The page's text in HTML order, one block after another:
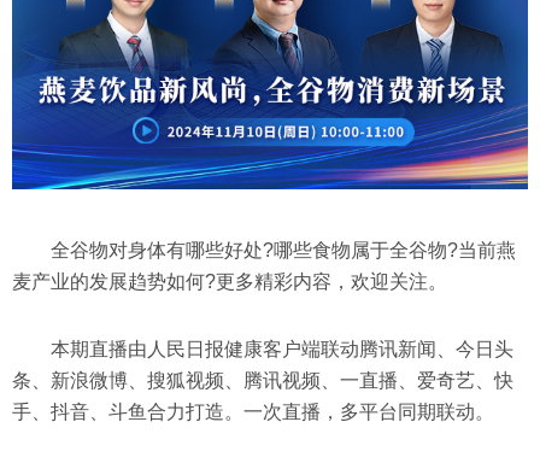
全谷物对身体有哪些好处?哪些食物属于全谷物?当前燕
麦产业的发展趋势如何?更多精彩内容，欢迎关注。
本期直播由人民日报健康客户端联动腾讯新闻、今日头
条、新浪微博、搜狐视频、腾讯视频、一直播、爱奇艺、快
手、抖音、斗鱼合力打造。一次直播，多平台同期联动。